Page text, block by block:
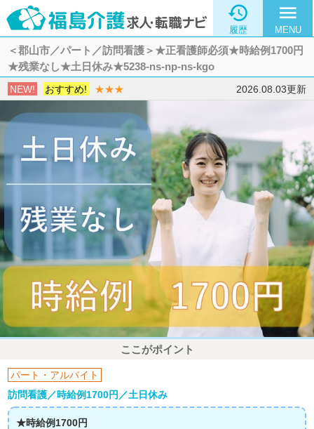

履歴
menu
MENU
＜郡山市／パート／訪問看護＞★正看護師必須★時給例1700円
★残業なし★土日休み★5238-ns-np-ns-kgo
NEW! おすすめ! ★★★ 2026.08.03更新
ここがポイント
パート・アルバイト
訪問看護／時給例1700円／土日休み
★時給例1700円